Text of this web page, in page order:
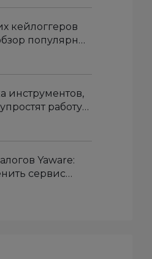
кейлоггеров
популярных
для перехвата
инструментов,
работу
Yaware:
сервис
времени